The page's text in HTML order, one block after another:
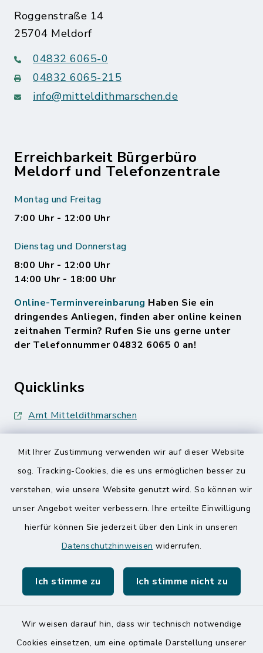
Mit Ihrer Zustimmung verwenden wir auf dieser Website
sog. Tracking-Cookies, die es uns ermöglichen besser zu
verstehen, wie unsere Website genutzt wird. So können wir
unser Angebot weiter verbessern. Ihre erteilte Einwilligung
hierfür können Sie jederzeit über den Link in unseren
Datenschutzhinweisen widerrufen.
Ich stimme zu Ich stimme nicht zu
Wir weisen darauf hin, dass wir technisch notwendige
Cookies einsetzen, um eine optimale Darstellung unserer
Roggenstraße 14
25704 Meldorf
04832 6065-0
04832 6065-215
info@mitteldithmarschen.de
Erreichbarkeit Bürgerbüro
Meldorf und Telefonzentrale
Montag und Freitag
7:00 Uhr - 12:00 Uhr
Dienstag und Donnerstag
8:00 Uhr - 12:00 Uhr
14:00 Uhr - 18:00 Uhr
Online-Terminvereinbarung Haben Sie ein
dringendes Anliegen, finden aber online keinen
zeitnahen Termin? Rufen Sie uns gerne unter
der Telefonnummer 04832 6065 0 an!
Quicklinks
Amt Mitteldithmarschen
Nationalpark Wattenmeer
Kontakt
Barrierefreiheit
Impressum